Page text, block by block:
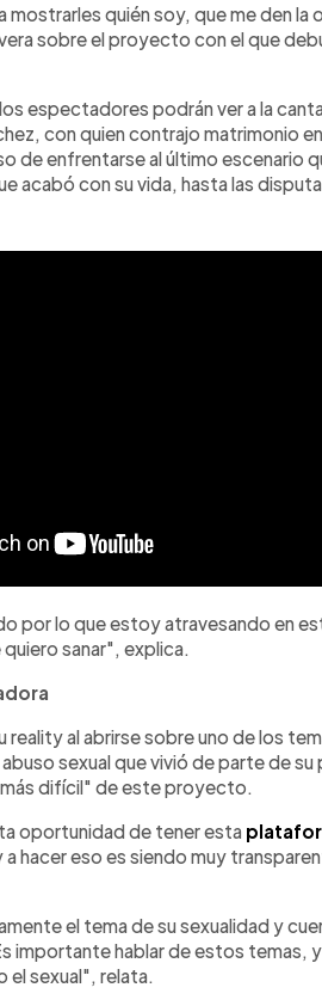
mostrarles quién soy, que me den
sobre el proyecto con el que
espectadores podrán ver a la
con quien contrajo matrimonio
de enfrentarse al último escenario
acabó con su vida, hasta las
por lo que estoy atravesando en
sanar", explica.
reality al abrirse sobre uno de los
sexual que vivió de parte de su
difícil" de este proyecto.
oportunidad de tener esta
a hacer eso es siendo muy
el tema de su sexualidad y
importante hablar de estos temas,
sexual", relata.